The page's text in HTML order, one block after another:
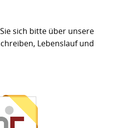
sich bitte über unsere
Lebenslauf und